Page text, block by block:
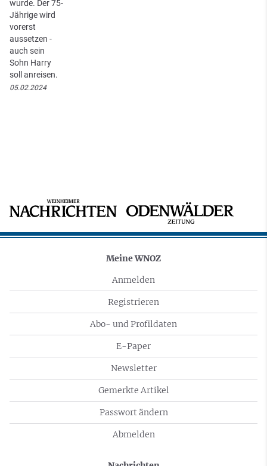
wurde. Der 75-
Jährige wird
vorerst
aussetzen -
auch sein
Sohn Harry
soll anreisen.
05.02.2024
Meine WNOZ
Anmelden
Registrieren
Abo- und Profildaten
E-Paper
Newsletter
Gemerkte Artikel
Passwort ändern
Abmelden